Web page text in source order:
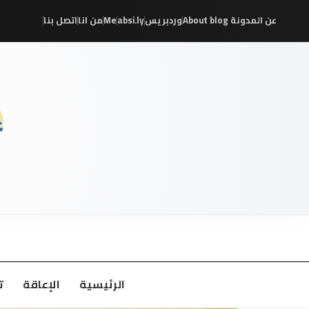
عن المدونة About blog /وردبريس/
absi.ly
/
Me
/من انا/اتصل بنا/
الرئيسية الإعاقة